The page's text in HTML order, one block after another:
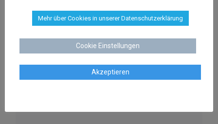
Dr. Stephan Schenk
Rechtsanwalt und Fachanwalt für gewerblichen
Rechtsschutz
Mehr über Cookies in unserer Datenschutzerklärung
Cookie Einstellungen
Akzeptieren